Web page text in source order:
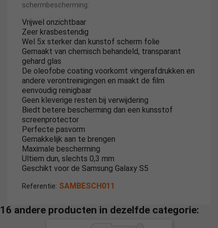
schermbescherming:
Vrijwel onzichtbaar
Zeer krasbestendig
Wel 5x sterker dan kunstof scherm folie
Gemaakt van chemisch behandeld, transparant
gehard glas
De oleofobe coating voorkomt vingerafdrukken en
andere verontreinigingen en maakt de film
eenvoudig reinigbaar
Geen kleverige resten bij verwijdering
Biedt betere bescherming dan een kunsstof
screenprotector
Perfecte pasvorm
Gemakkelijk aan te brengen
Maximale bescherming
Ultiem dun, slechts 0,3 mm
Geschikt voor de Samsung Galaxy S5
Referentie: SAMBESCH011
16 andere producten in dezelfde categorie: